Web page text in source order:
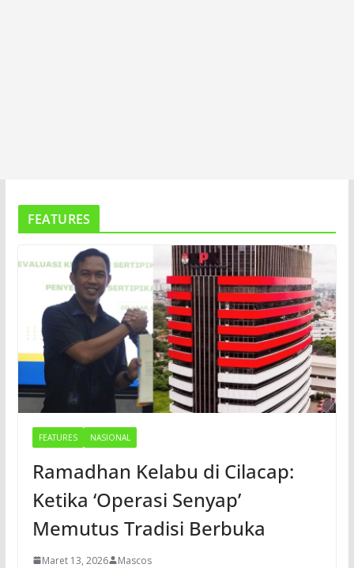
FEATURES
FEATURES NASIONAL
Ramadhan Kelabu di Cilacap:
Ketika ‘Operasi Senyap’
Memutus Tradisi Berbuka
Maret 13, 2026 Mascos